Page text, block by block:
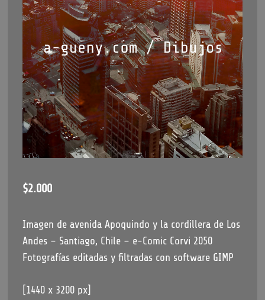
$2.000
Imagen de avenida Apoquindo y la cordillera de Los
Andes – Santiago, Chile – e-Comic Corvi 2050
Fotografías editadas y filtradas con software GIMP
[1440 x 3200 px]